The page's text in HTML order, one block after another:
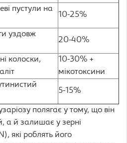
пустули на
10-25%
уздовж
20-40%
колоски,
10-30% +
мікотоксини
5-15%
полягає у тому, що він
а й залишає у зерні
які роблять його